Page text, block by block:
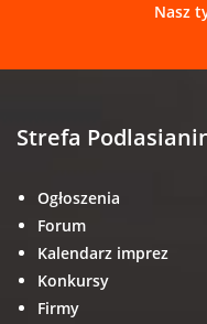
Nasz
Strefa
Ogłoszenia
Forum
Kalendarz imprez
Konkursy
Firmy